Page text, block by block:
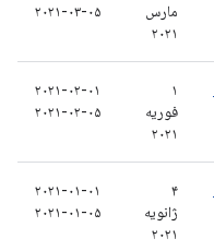
مارس
۲۰۲۱
۲۰۲۱-۰۳-۰۵
۱
فوریه
۲۰۲۱
۲۰۲۱-۰۲-۰۱
۲۰۲۱-۰۲-۰۵
۴
ژانویه
۲۰۲۱
۲۰۲۱-۰۱-۰۱
۲۰۲۱-۰۱-۰۵